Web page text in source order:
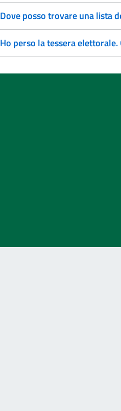
Dove posso trovare una lista
Ho perso la tessera elettorale.